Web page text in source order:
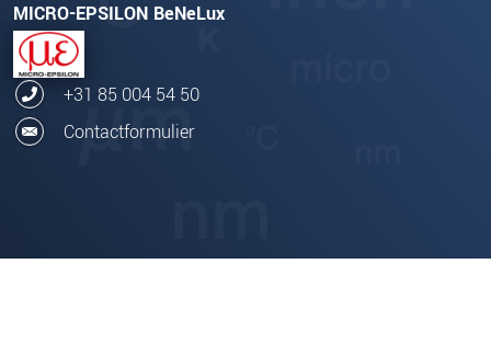
MICRO-EPSILON BeNeLux
+31 85 004 54 50
Contactformulier